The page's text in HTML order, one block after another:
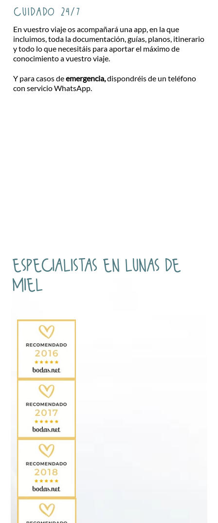
cuidado 24/7
En vuestro viaje os acompañará una app, en la que
incluimos, toda la documentación, guías, planos, itinerario
y todo lo que necesitáis para aportar el máximo de
conocimiento a vuestro viaje.
Y para casos deemergencia,dispondréis de un teléfono
con servicio WhatsApp.
especialistas en lunas de
miel